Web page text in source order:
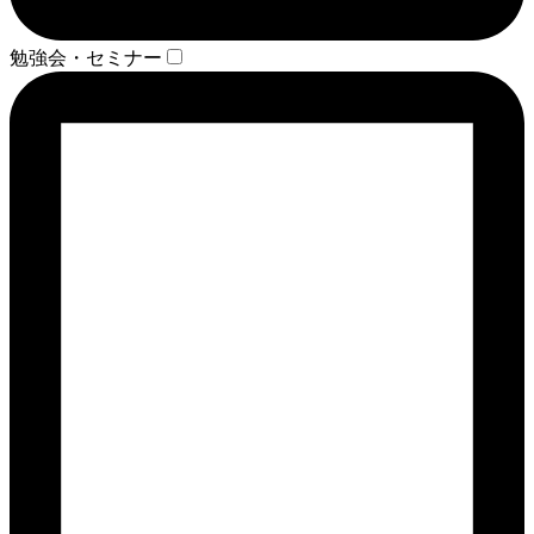
勉強会・セミナー